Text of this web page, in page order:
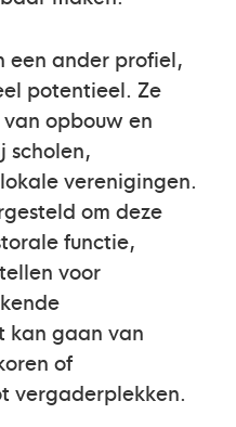
een ander profiel,
potentieel. Ze
opbouw en
scholen,
verenigingen.
om deze
functie,
voor
kan gaan van
of
vergaderplekken.